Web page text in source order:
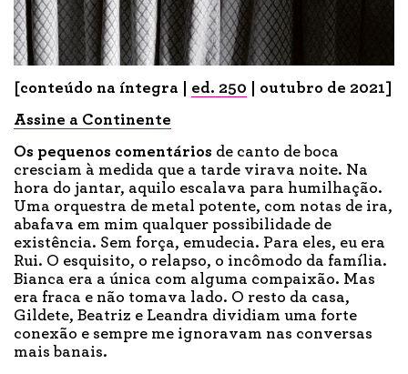
[conteúdo na íntegra | ed. 250 | outubro de 2021]
Assine a Continente
Os pequenos comentários de canto de boca
cresciam à medida que a tarde virava noite. Na
hora do jantar, aquilo escalava para humilhação.
Uma orquestra de metal potente, com notas de ira,
abafava em mim qualquer possibilidade de
existência. Sem força, emudecia. Para eles, eu era
Rui. O esquisito, o relapso, o incômodo da família.
Bianca era a única com alguma compaixão. Mas
era fraca e não tomava lado. O resto da casa,
Gildete, Beatriz e Leandra dividiam uma forte
conexão e sempre me ignoravam nas conversas
mais banais.